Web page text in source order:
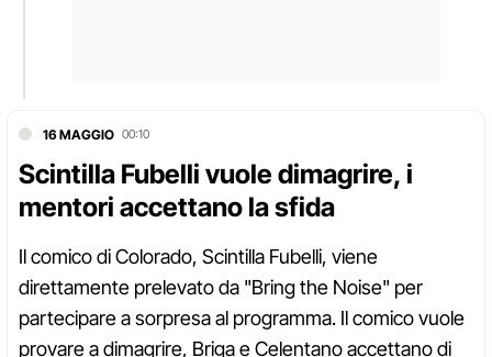
16 MAGGIO 00:10
Scintilla Fubelli vuole dimagrire, i
mentori accettano la sfida
Il comico di Colorado, Scintilla Fubelli, viene
direttamente prelevato da "Bring the Noise" per
partecipare a sorpresa al programma. Il comico vuole
provare a dimagrire, Briga e Celentano accettano di